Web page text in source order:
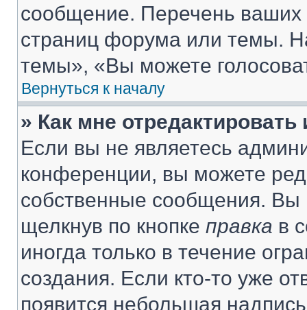
сообщение. Перечень ваших
страниц форума или темы.
темы», «Вы можете
Вернуться к началу
» Как мне
Если вы не являетесь
конференции, вы можете
собственные сообщения. Вы
щелкнув по кнопке правка в
иногда только в течение
создания. Если кто-то уже
появится небольшая